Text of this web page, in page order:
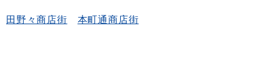
田野々商店街 本町通商店街